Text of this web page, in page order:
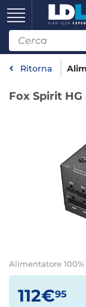
Ritorna
Fox Spirit HG
Alimentatore 100%
112€95